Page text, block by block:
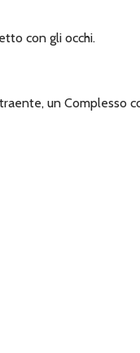
con gli occhi.
un Complesso